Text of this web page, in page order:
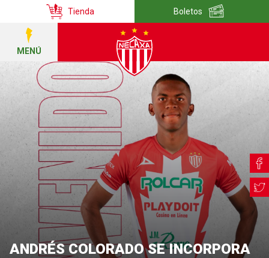
Tienda Boletos
MENÚ
ANDRÉS COLORADO SE INCORPORA